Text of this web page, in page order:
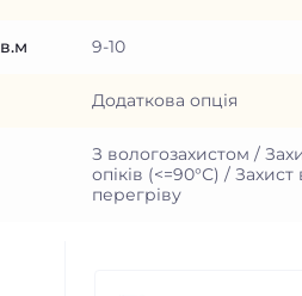
9-10
Додаткова опція
З вологозахистом /
опіків (<=90°С) / Захист
перегріву